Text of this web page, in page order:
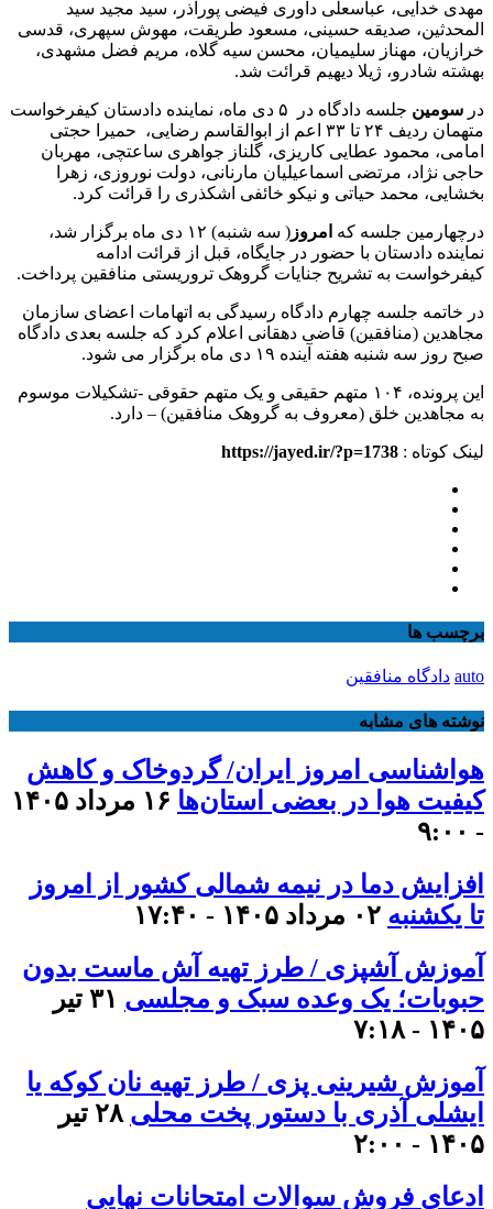
مهدی خدایی، عباسعلی داوری فیضی پورآذر، سید مجید سید
المحدثین، صدیقه حسینی، مسعود طریقت، مهوش سپهری، قدسی
خرازیان، مهناز سلیمیان، محسن سیه گلاه، مریم فضل مشهدی،
بهشته شادرو، ژیلا دیهیم قرائت شد.
در سومین
جلسه دادگاه در ۵ دی ماه، نماینده دادستان کیفرخواست
متهمان ردیف ۲۴ تا ۳۳ اعم از ابوالقاسم رضایی، حمیرا حجتی
امامی، محمود عطایی کاریزی، گلناز جواهری ساعتچی، مهربان
حاجی نژاد، مرتضی اسماعیلیان مارنانی، دولت نوروزی، زهرا
بخشایی، محمد حیاتی و نیکو خائفی اشکذری را قرائت کرد.
درچهارمین جلسه که امروز
( سه شنبه) ۱۲ دی ماه برگزار شد،
نماینده دادستان با حضور در جایگاه، قبل از قرائت ادامه
کیفرخواست به تشریح جنایات گروهک تروریستی منافقین پرداخت.
در خاتمه جلسه چهارم دادگاه رسیدگی به اتهامات اعضای سازمان
مجاهدین (منافقین) قاضی دهقانی اعلام کرد که جلسه بعدی دادگاه
صبح روز سه شنبه هفته آینده ۱۹ دی ماه برگزار می شود.
این پرونده، ۱۰۴ متهم حقیقی و یک متهم حقوقی -تشکیلات موسوم
به مجاهدین خلق (معروف به گروهک منافقین) – دارد.
لینک کوتاه : https://jayed.ir/?p=1738
برچسب ها
auto دادگاه منافقین
نوشته های مشابه
هواشناسی امروز ایران/ گردوخاک و کاهش
کیفیت هوا در بعضی استان‌ها
۱۶ مرداد ۱۴۰۵
- ۹:۰۰
افزایش دما در نیمه شمالی کشور از امروز
تا یکشنبه ۰۲ مرداد ۱۴۰۵ - ۱۷:۴۰
آموزش آشپزی / طرز تهیه آش ماست بدون
حبوبات؛ یک وعده سبک و مجلسی
۳۱ تیر
۱۴۰۵ - ۷:۱۸
آموزش شیرینی پزی / طرز تهیه نان کوکه یا
ایشلی آذری با دستور پخت محلی
۲۸ تیر
۱۴۰۵ - ۲:۰۰
ادعای فروش سوالات امتحانات نهایی